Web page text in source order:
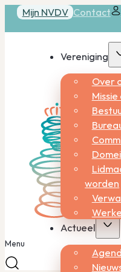
Mijn NVDV Contact
Vereniging
Over
worden
Actueel
Menu